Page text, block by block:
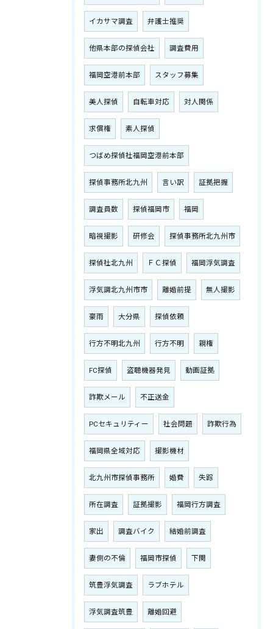
イカサマ調査 弁護士推奨
他県本部の探偵会社 調査費用
福岡空港前本部 スタッフ募集
美人探偵 自転車対応 対人関係
求償権 素人探偵
つばめ探偵社福岡空港前本部
探偵事務所北九州 言い訳 証拠把握
調査員数 探偵福岡市 福岡
暗視撮影 研修会 探偵事務所北九州市
探偵社北九州 ＦＣ探偵 福岡浮気調査
浮気調北九州市市 離婚前提 無人撮影
豪雨 大分県 探偵依頼
行方不明北九州 行方不明 親権
FC探偵 盗聴機器発見 動画証拠
詐欺メール 不正送金
PCセキュリティー 社会問題 詐欺行為
福岡県全域対応 撮影機材
北九州市探偵事務所 婚費 失踪
所在調査 証拠撮影 福岡行方調査
家出 調査バイク 結婚前調査
妻側の不倫 福岡市探偵 下関
筑豊浮気調査 ラブホテル
浮気調査筑豊 離婚回避